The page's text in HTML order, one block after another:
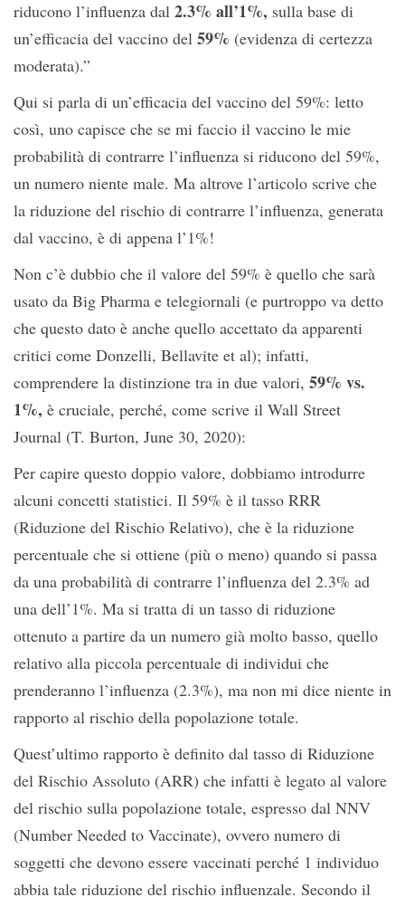
riducono l’influenza dal 2.3% all’1%, sulla base di
un’efficacia del vaccino del 59% (evidenza di certezza
moderata).”
Qui si parla di un’efficacia del vaccino del 59%: letto
così, uno capisce che se mi faccio il vaccino le mie
probabilità di contrarre l’influenza si riducono del 59%,
un numero niente male. Ma altrove l’articolo scrive che
la riduzione del rischio di contrarre l’influenza, generata
dal vaccino, è di appena l’1%!
Non c’è dubbio che il valore del 59% è quello che sarà
usato da Big Pharma e telegiornali (e purtroppo va detto
che questo dato è anche quello accettato da apparenti
critici come Donzelli, Bellavite et al); infatti,
comprendere la distinzione tra in due valori, 59% vs.
1%, è cruciale, perché, come scrive il Wall Street
Journal (T. Burton, June 30, 2020):
Per capire questo doppio valore, dobbiamo introdurre
alcuni concetti statistici. Il 59% è il tasso RRR
(Riduzione del Rischio Relativo), che è la riduzione
percentuale che si ottiene (più o meno) quando si passa
da una probabilità di contrarre l’influenza del 2.3% ad
una dell’1%. Ma si tratta di un tasso di riduzione
ottenuto a partire da un numero già molto basso, quello
relativo alla piccola percentuale di individui che
prenderanno l’influenza (2.3%), ma non mi dice niente in
rapporto al rischio della popolazione totale.
Quest’ultimo rapporto è definito dal tasso di Riduzione
del Rischio Assoluto (ARR) che infatti è legato al valore
del rischio sulla popolazione totale, espresso dal NNV
(Number Needed to Vaccinate), ovvero numero di
soggetti che devono essere vaccinati perché 1 individuo
abbia tale riduzione del rischio influenzale. Secondo il